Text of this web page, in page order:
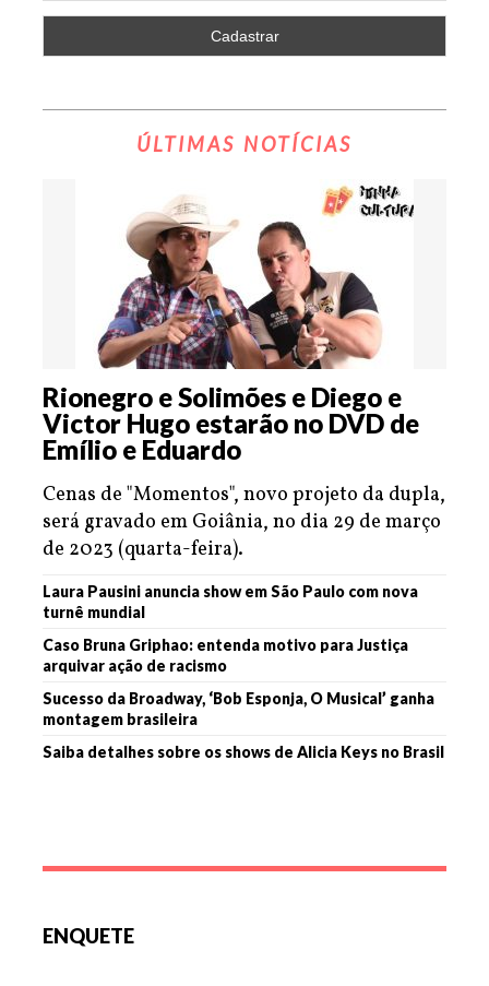
ÚLTIMAS NOTÍCIAS
Rionegro e Solimões e Diego e
Victor Hugo estarão no DVD de
Emílio e Eduardo
Cenas de "Momentos", novo projeto da dupla,
será gravado em Goiânia, no dia 29 de março
de 2023 (quarta-feira).
Laura Pausini anuncia show em São Paulo com nova
turnê mundial
Caso Bruna Griphao: entenda motivo para Justiça
arquivar ação de racismo
Sucesso da Broadway, ‘Bob Esponja, O Musical’ ganha
montagem brasileira
Saiba detalhes sobre os shows de Alicia Keys no Brasil
ENQUETE